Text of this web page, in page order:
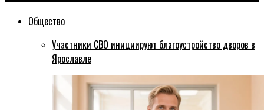
Общество
Участники СВО инициируют благоустройство дворов в
Ярославле